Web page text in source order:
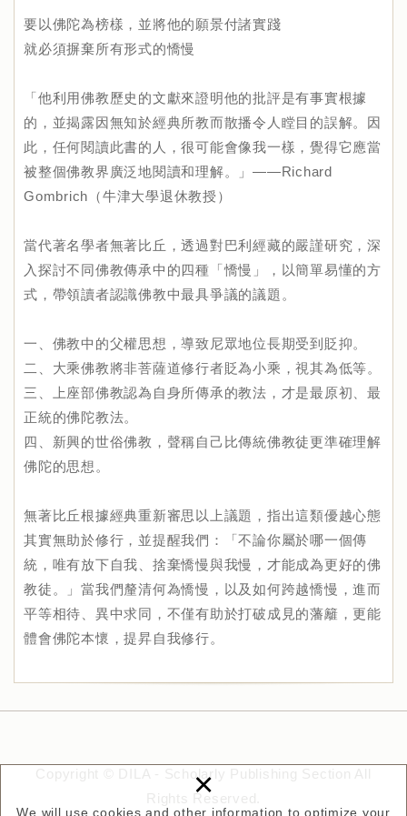
We will use cookies and other information to optimize your
×
要以佛陀為榜樣，並將他的願景付諸實踐
就必須摒棄所有形式的憍慢
「他利用佛教歷史的文獻來證明他的批評是有事實根據
的，並揭露因無知於經典所教而散播令人瞠目的誤解。因
此，任何閱讀此書的人，很可能會像我一樣，覺得它應當
被整個佛教界廣泛地閱讀和理解。」——Richard
Gombrich（牛津大學退休教授）
當代著名學者無著比丘，透過對巴利經藏的嚴謹研究，深
入探討不同佛教傳承中的四種「憍慢」，以簡單易懂的方
式，帶領讀者認識佛教中最具爭議的議題。
一、佛教中的父權思想，導致尼眾地位長期受到貶抑。
二、大乘佛教將非菩薩道修行者貶為小乘，視其為低等。
三、上座部佛教認為自身所傳承的教法，才是最原初、最
正統的佛陀教法。
四、新興的世俗佛教，聲稱自己比傳統佛教徒更準確理解
佛陀的思想。
無著比丘根據經典重新審思以上議題，指出這類優越心態
其實無助於修行，並提醒我們：「不論你屬於哪一個傳
統，唯有放下自我、捨棄憍慢與我慢，才能成為更好的佛
教徒。」當我們釐清何為憍慢，以及如何跨越憍慢，進而
平等相待、異中求同，不僅有助於打破成見的藩籬，更能
體會佛陀本懷，提昇自我修行。
Copyright © DILA - Scholarly Publishing Section All